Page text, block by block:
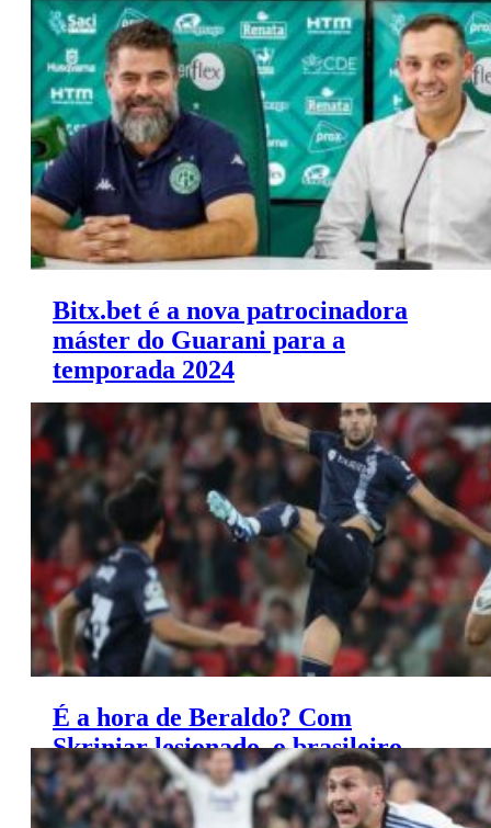
O português saiu por causa dos maus resultados.
Bitx.bet é a nova patrocinadora
máster do Guarani para a
temporada 2024
Guarani firma parceria com Bitx.bet para 2024.
Renovação com Kappa inclui novo uniforme.
É a hora de Beraldo? Com
Skriniar lesionado, o brasileiro
terá que assumir a zaga do PSG